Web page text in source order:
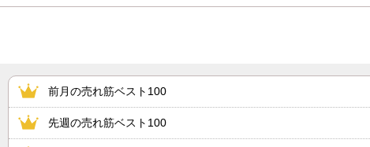
前月の売れ筋ベスト100
先週の売れ筋ベスト100